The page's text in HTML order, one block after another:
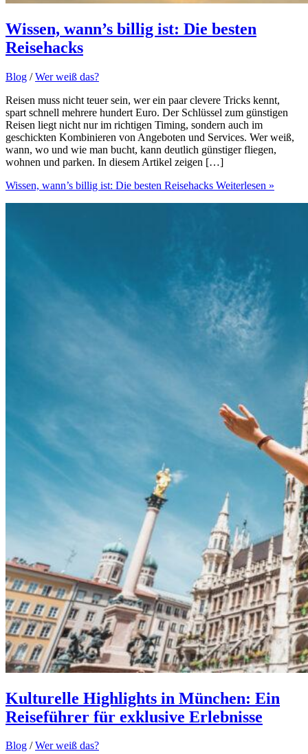
Wissen, wann’s billig ist: Die besten
Reisehacks
Blog /Wer weiß das?
Reisen muss nicht teuer sein, wer ein paar clevere Tricks kennt,
spart schnell mehrere hundert Euro. Der Schlüssel zum günstigen
Reisen liegt nicht nur im richtigen Timing, sondern auch im
geschickten Kombinieren von Angeboten und Services. Wer weiß,
wann, wo und wie man bucht, kann deutlich günstiger fliegen,
wohnen und parken. In diesem Artikel zeigen […]
Wissen, wann’s billig ist: Die besten Reisehacks Weiterlesen »
Kulturelle Highlights in München: Ein
Reiseführer für exklusive Erlebnisse
Blog /Wer weiß das?